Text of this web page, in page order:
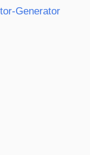
Generator